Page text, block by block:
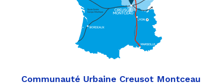
Communauté Urbaine Creusot Montceau